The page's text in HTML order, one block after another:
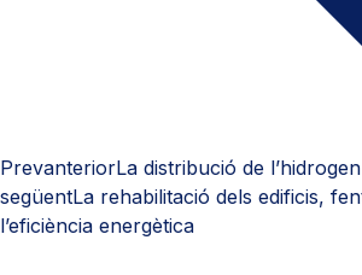
PrevanteriorLa distribució de
següentLa rehabilitació dels edificis,
l’eficiència energètica